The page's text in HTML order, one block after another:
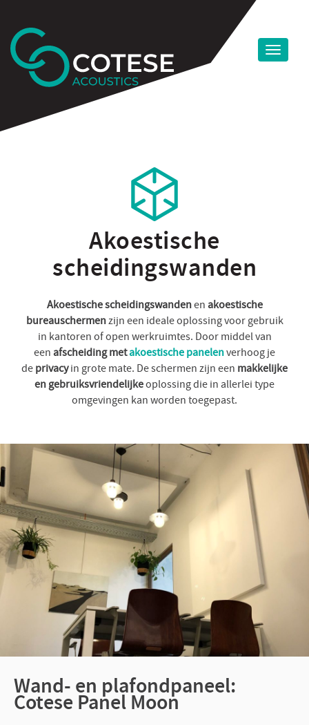
Akoestische
scheidingswanden
Akoestische scheidingswandenenakoestische
bureauschermenzijn een ideale oplossing voor gebruik
in kantoren of open werkruimtes. Door middel van
eenafscheiding metakoestische panelenverhoog je
deprivacyin grote mate. De schermen zijn een makkelijke
en gebruiksvriendelijkeoplossing die in allerlei type
omgevingen kan worden toegepast.
Wand- en plafondpaneel:
Cotese Panel Moon